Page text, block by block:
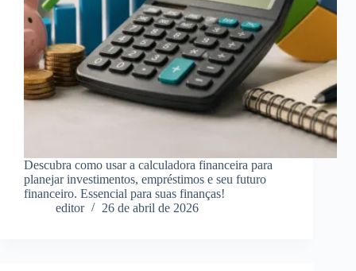
Descubra como usar a calculadora financeira para
planejar investimentos, empréstimos e seu futuro
financeiro. Essencial para suas finanças!
editor
26 de abril de 2026